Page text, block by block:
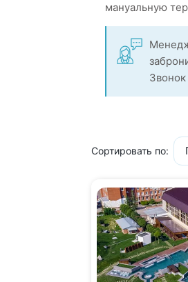
мануальную
Сортировать по: